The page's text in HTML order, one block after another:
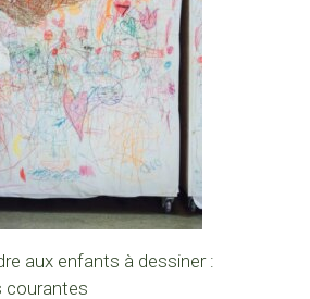
aux enfants à dessiner :
courantes